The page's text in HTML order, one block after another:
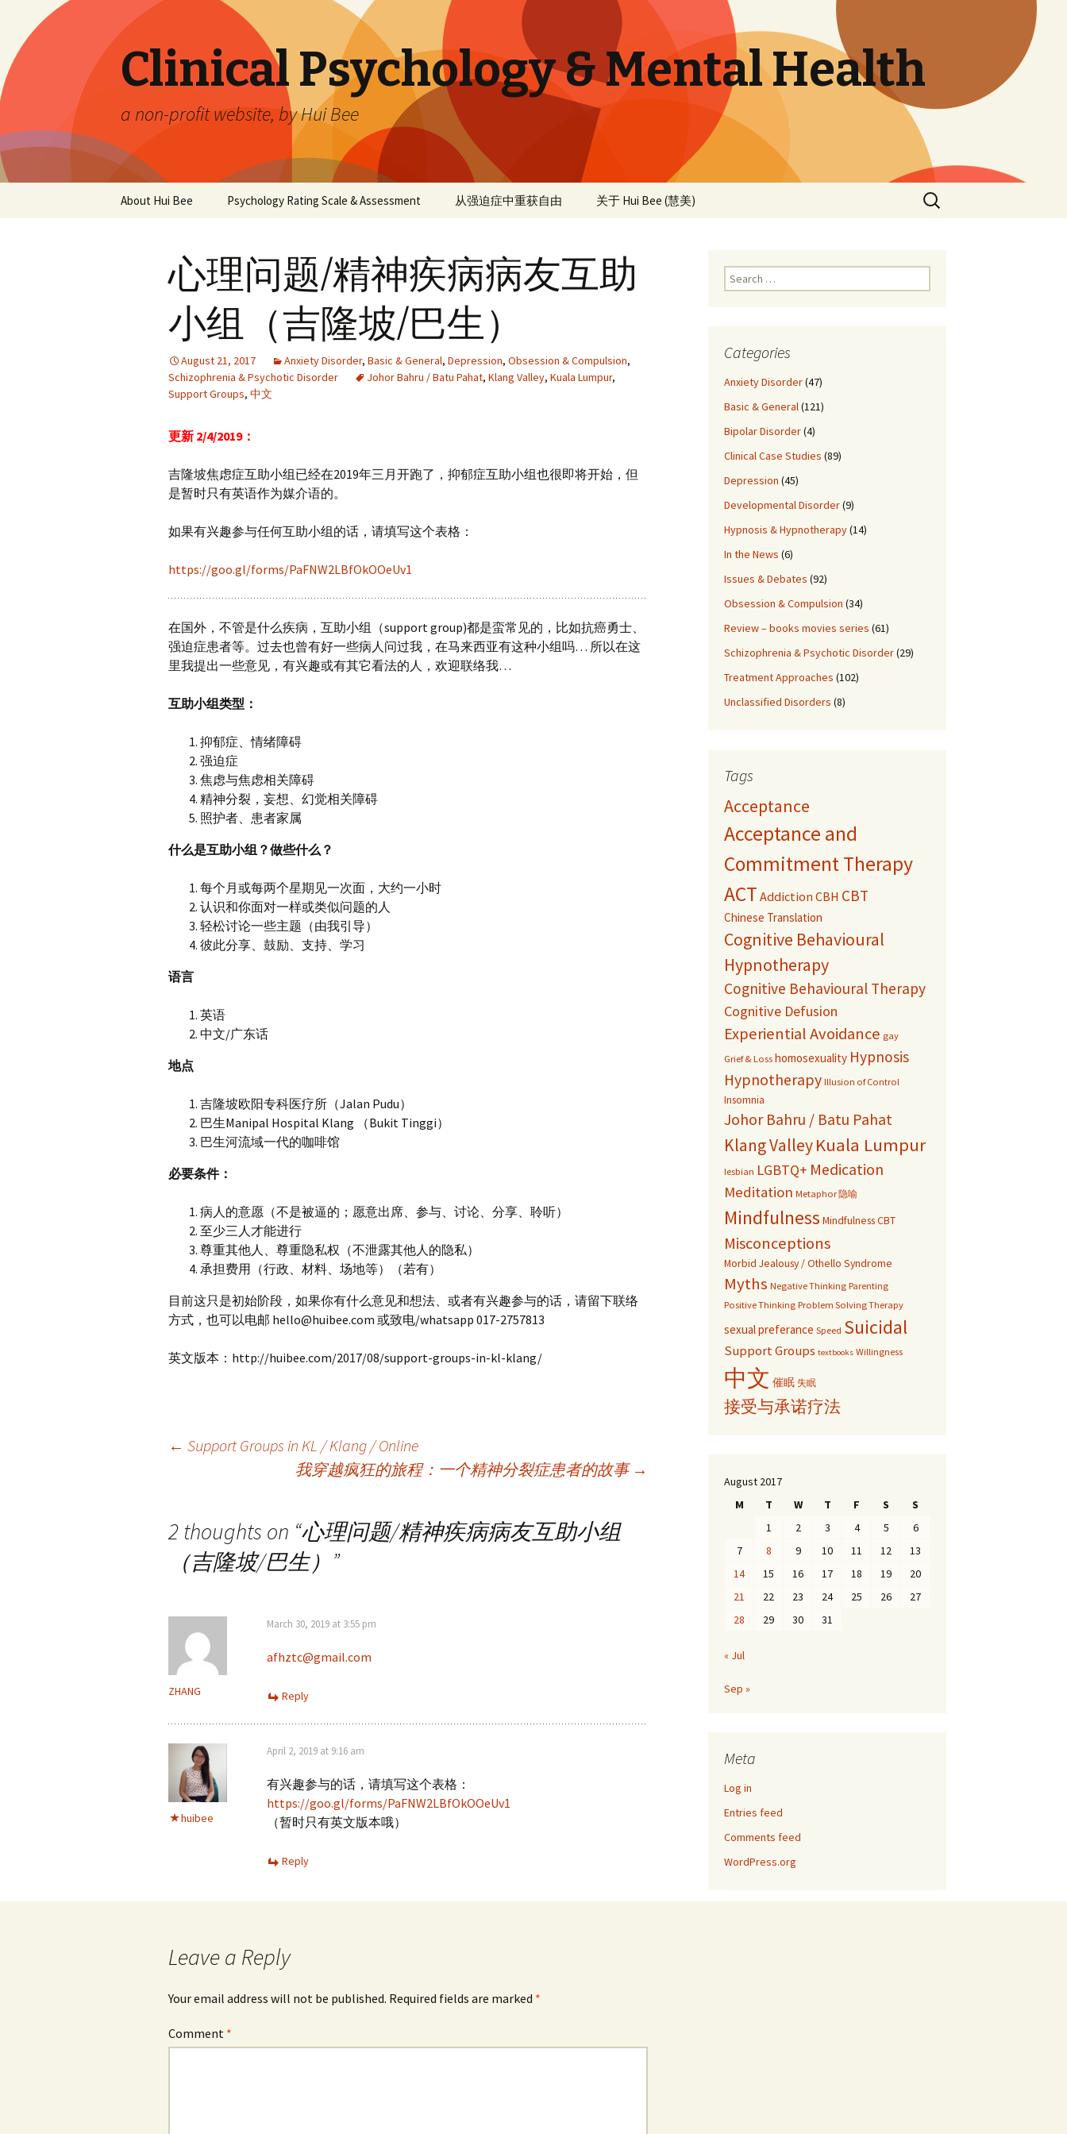
Clinical Psychology & Mental Health
a non-profit website, by Hui Bee
About Hui Bee Psychology Rating Scale & Assessment 从强迫症中重获自由 关于 Hui Bee (慧美)
Search
for:
心理问题/精神疾病病友互助
小组（吉隆坡/巴生）
August 21, 2017 Anxiety Disorder, Basic & General, Depression, Obsession & Compulsion,
Schizophrenia & Psychotic Disorder
Johor Bahru / Batu Pahat, Klang Valley, Kuala Lumpur,
Support Groups, 中文
更新 2/4/2019：
吉隆坡焦虑症互助小组已经在2019年三月开跑了，抑郁症互助小组也很即将开始，但
是暂时只有英语作为媒介语的。
如果有兴趣参与任何互助小组的话，请填写这个表格：
https://goo.gl/forms/PaFNW2LBfOkOOeUv1
在国外，不管是什么疾病，互助小组（support group)都是蛮常见的，比如抗癌勇士、
强迫症患者等。过去也曾有好一些病人问过我，在马来西亚有这种小组吗… 所以在这
里我提出一些意见，有兴趣或有其它看法的人，欢迎联络我…
互助小组类型：
抑郁症、情绪障碍
强迫症
焦虑与焦虑相关障碍
精神分裂，妄想、幻觉相关障碍
照护者、患者家属
什么是互助小组？做些什么？
每个月或每两个星期见一次面，大约一小时
认识和你面对一样或类似问题的人
轻松讨论一些主题（由我引导）
彼此分享、鼓励、支持、学习
语言
英语
中文/广东话
地点
吉隆坡欧阳专科医疗所（Jalan Pudu）
巴生Manipal Hospital Klang （Bukit Tinggi）
巴生河流域一代的咖啡馆
必要条件：
病人的意愿（不是被逼的；愿意出席、参与、讨论、分享、聆听）
至少三人才能进行
尊重其他人、尊重隐私权（不泄露其他人的隐私）
承担费用（行政、材料、场地等）（若有）
目前这只是初始阶段，如果你有什么意见和想法、或者有兴趣参与的话，请留下联络
方式，也可以电邮 hello@huibee.com 或致电/whatsapp 017-2757813
英文版本：http://huibee.com/2017/08/support-groups-in-kl-klang/
← Support Groups in KL / Klang / Online
我穿越疯狂的旅程：一个精神分裂症患者的故事 →
2 thoughts on “心理问题/精神疾病病友互助小组
（吉隆坡/巴生） ”
ZHANG
March 30, 2019 at 3:55 pm
afhztc@gmail.com
Reply
huibee
April 2, 2019 at 9:16 am
有兴趣参与的话，请填写这个表格：
https://goo.gl/forms/PaFNW2LBfOkOOeUv1
（暂时只有英文版本哦）
Reply
Leave a Reply
Your email address will not be published. Required fields are marked *
Comment *
Search
for:
Categories
Anxiety Disorder(47)
Basic & General(121)
Bipolar Disorder(4)
Clinical Case Studies (89)
Depression (45)
Developmental Disorder(9)
Hypnosis & Hypnotherapy(14)
In the News (6)
Issues & Debates (92)
Obsession & Compulsion (34)
Review – books movies series (61)
Schizophrenia & Psychotic Disorder(29)
Treatment Approaches (102)
Unclassified Disorders (8)
Tags
Acceptance
Acceptance and
Commitment Therapy
ACT Addiction CBH CBT
Chinese Translation
Cognitive Behavioural
Hypnotherapy
Cognitive Behavioural Therapy
Cognitive Defusion
Experiential Avoidance gay
Grief & Loss homosexuality Hypnosis
Hypnotherapy Illusion of Control
Insomnia
Johor Bahru / Batu Pahat
Klang ValleyKuala Lumpur
lesbian LGBTQ+ Medication
Meditation Metaphor 隐喻
Mindfulness Mindfulness CBT
Misconceptions
Morbid Jealousy / Othello Syndrome
Myths Negative Thinking Parenting
Positive Thinking Problem Solving Therapy
sexual preferance Speed Suicidal
Support Groups textbooks Willingness
中文 催眠 失眠
接受与承诺疗法
August 2017
M
T W T F S
S
1
2 3 4 5
6
7
8 9 10 11 12
13
14
15 16 17 18 19
20
21
22 23 24 25 26
27
28
29 30 31
« Jul
Sep »
Meta
Log in
Entries feed
Comments feed
WordPress.org